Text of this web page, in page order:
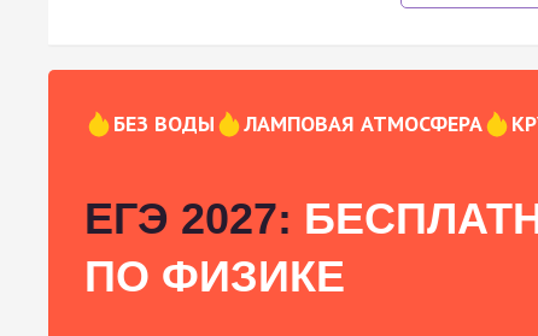
БЕЗ ВОДЫ ЛАМПОВАЯ АТМОСФЕРА
ЕГЭ 2027:
ПО ФИЗИКЕ